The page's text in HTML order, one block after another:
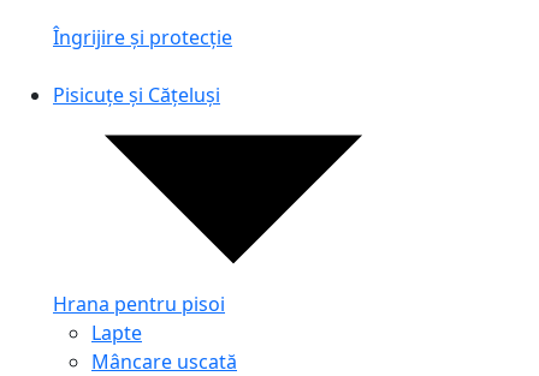
Îngrijire și protecție
Pisicuțe și Cățeluși
Hrana pentru pisoi
Lapte
Mâncare uscată